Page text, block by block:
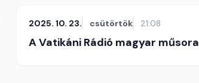
2025. 10. 23. csütörtök 21:08
A Vatikáni Rádió magyar műsora